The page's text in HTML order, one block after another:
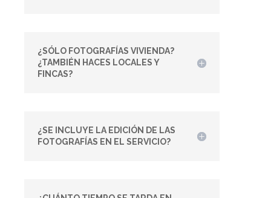
¿SÓLO FOTOGRAFÍAS VIVIENDA?
¿TAMBIÉN HACES LOCALES Y
FINCAS?
¿SE INCLUYE LA EDICIÓN DE LAS
FOTOGRAFÍAS EN EL SERVICIO?